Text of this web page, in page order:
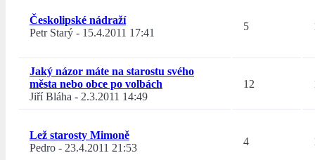
Českolipské nádraží
Petr Starý - 15.4.2011 17:41
5
Jaký názor máte na starostu svého
města nebo obce po volbách
Jiří Bláha - 2.3.2011 14:49
12
Lež starosty Mimoně
Pedro - 23.4.2011 21:53
4